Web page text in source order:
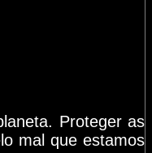
Proteger as
mal que estamos